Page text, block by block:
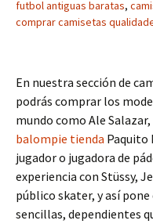
futbol antiguas baratas,
comprar camisetas
En nuestra sección de
podrás comprar los
mundo como Ale
balompie tienda Paquito
jugador o jugadora de
experiencia con Stüssy,
público skater, y así
sencillas, dependientes